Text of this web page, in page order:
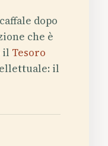
dopo
che è
il Tesoro
il